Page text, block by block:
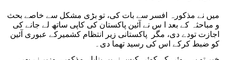
میں نے مذکورہ افسر سے بات کی، تو بڑی مشکل سے خاصے بحث
و مباحثہ کے بعد ا س نے آئین پاکستان کی کاپی ساتھ لے جانے کی
اجازت تودے دی، مگر پاکستانی زیر انتظام کشمیرکے عبوری آئین
کو ضبط کرکے اس کی رسید تھما دی۔